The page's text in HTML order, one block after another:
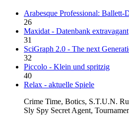
Arabesque Professional: Ballett-
26
Maxidat - Datenbank extravagant
31
SciGraph 2.0 - The next
32
Piccolo - Klein und spritzig
40
Relax - aktuelle Spiele
Crime Time, Botics, S.T.U.N.
Sly Spy Secret Agent,